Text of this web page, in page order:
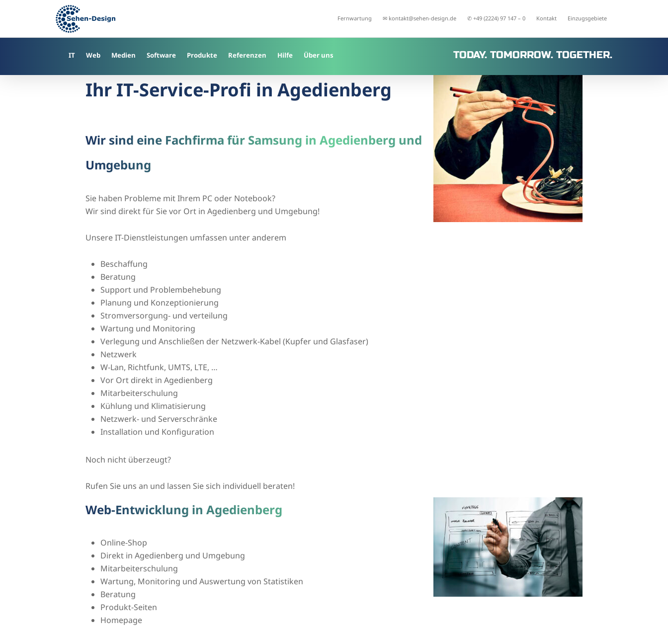
Fernwartung ✉ kontakt@sehen-design.de ✆ +49 (2224) 97 147 – 0 Kontakt Einzugsgebiete
IT Web Medien Software Produkte Referenzen Hilfe Über uns TODAY. TOMORROW. TOGETHER.
Ihr IT-Service-Profi in Agedienberg
Wir sind eine Fachfirma für Samsung in Agedienberg und
Umgebung
Sie haben Probleme mit Ihrem PC oder Notebook?
Wir sind direkt für Sie vor Ort in Agedienberg und Umgebung!
Unsere IT-Dienstleistungen umfassen unter anderem
Beschaffung
Beratung
Support und Problembehebung
Planung und Konzeptionierung
Stromversorgung- und verteilung
Wartung und Monitoring
Verlegung und Anschließen der Netzwerk-Kabel (Kupfer und Glasfaser)
Netzwerk
W-Lan, Richtfunk, UMTS, LTE, …
Vor Ort direkt in Agedienberg
Mitarbeiterschulung
Kühlung und Klimatisierung
Netzwerk- und Serverschränke
Installation und Konfiguration
Noch nicht überzeugt?
Rufen Sie uns an und lassen Sie sich individuell beraten!
Web-Entwicklung in Agedienberg
Online-Shop
Direkt in Agedienberg und Umgebung
Mitarbeiterschulung
Wartung, Monitoring und Auswertung von Statistiken
Beratung
Produkt-Seiten
Homepage